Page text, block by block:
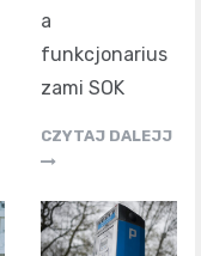
a
funkcjonarius
zami SOK
CZYTAJ DALEJJ